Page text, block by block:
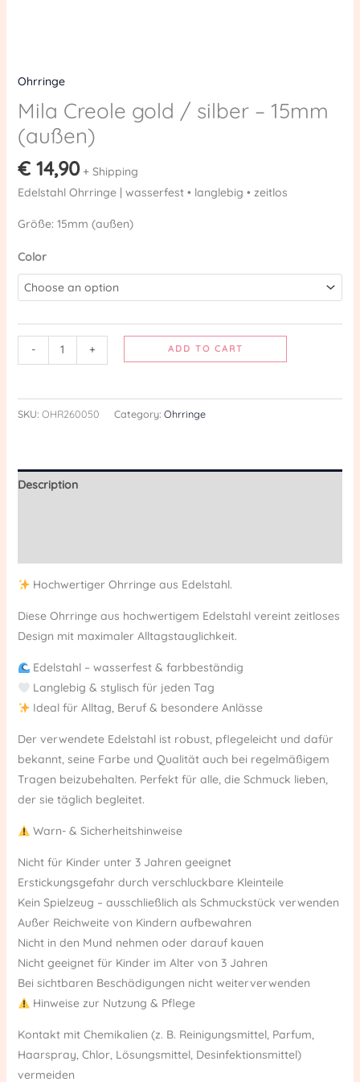
Ohrringe
Mila Creole gold / silber – 15mm
(außen)
€14,90 + Shipping
Edelstahl Ohrringe | wasserfest • langlebig • zeitlos
Größe: 15mm (außen)
Color
- + ADD TO CART
SKU: OHR260050 Category: Ohrringe
Description
Hochwertiger Ohrringe aus Edelstahl.
Diese Ohrringe aus hochwertigem Edelstahl vereint zeitloses
Design mit maximaler Alltagstauglichkeit.
Edelstahl – wasserfest & farbbeständig
Langlebig & stylisch für jeden Tag
Ideal für Alltag, Beruf & besondere Anlässe
Der verwendete Edelstahl ist robust, pflegeleicht und dafür
bekannt, seine Farbe und Qualität auch bei regelmäßigem
Tragen beizubehalten. Perfekt für alle, die Schmuck lieben,
der sie täglich begleitet.
Warn- & Sicherheitshinweise
Nicht für Kinder unter 3 Jahren geeignet
Erstickungsgefahr durch verschluckbare Kleinteile
Kein Spielzeug – ausschließlich als Schmuckstück verwenden
Außer Reichweite von Kindern aufbewahren
Nicht in den Mund nehmen oder darauf kauen
Nicht geeignet für Kinder im Alter von 3 Jahren
Bei sichtbaren Beschädigungen nicht weiterverwenden
Hinweise zur Nutzung & Pflege
Kontakt mit Chemikalien (z. B. Reinigungsmittel, Parfum,
Haarspray, Chlor, Lösungsmittel, Desinfektionsmittel)
vermeiden